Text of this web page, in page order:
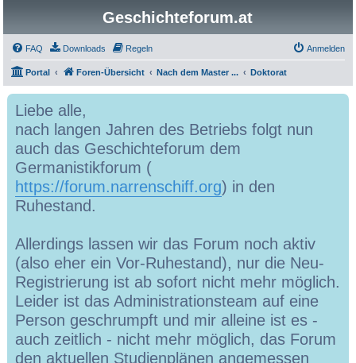
Geschichteforum.at
FAQ Downloads Regeln Anmelden
Portal Foren-Übersicht Nach dem Master ... Doktorat
Liebe alle,
nach langen Jahren des Betriebs folgt nun
auch das Geschichteforum dem
Germanistikforum (
https://forum.narrenschiff.org) in den
Ruhestand.
Allerdings lassen wir das Forum noch aktiv
(also eher ein Vor-Ruhestand), nur die Neu-
Registrierung ist ab sofort nicht mehr möglich.
Leider ist das Administrationsteam auf eine
Person geschrumpft und mir alleine ist es -
auch zeitlich - nicht mehr möglich, das Forum
den aktuellen Studienplänen angemessen